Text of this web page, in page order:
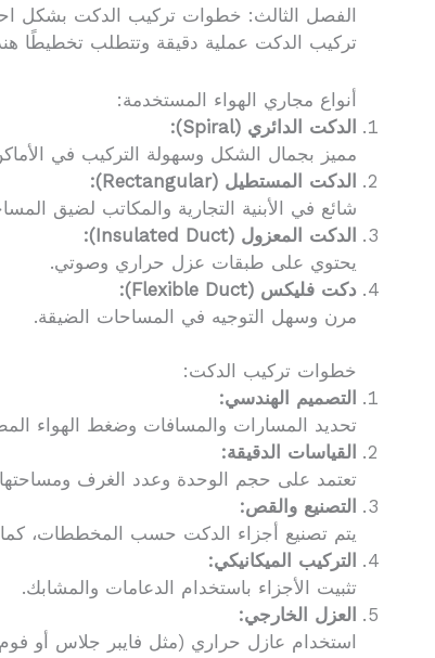
الفصل الثالث: خطوات تركيب الدكت بشكل
تركيب الدكت عملية دقيقة وتتطلب تخطيطًا
أنواع مجاري الهواء المستخدمة:
الدكت الدائري (Spiral):
مميز بجمال الشكل وسهولة التركيب في
الدكت المستطيل (Rectangular):
شائع في الأبنية التجارية والمكاتب لضيق
الدكت المعزول (Insulated Duct):
يحتوي على طبقات عزل حراري وصوتي.
دكت فليكس (Flexible Duct):
مرن وسهل التوجيه في المساحات الضيقة.
خطوات تركيب الدكت:
التصميم الهندسي:
تحديد المسارات والمسافات وضغط الهواء
القياسات الدقيقة:
تعتمد على حجم الوحدة وعدد الغرف
التصنيع والقص:
يتم تصنيع أجزاء الدكت حسب المخططات، كما
التركيب الميكانيكي:
تثبيت الأجزاء باستخدام الدعامات والمشابك.
العزل الخارجي:
استخدام عازل حراري (مثل فايبر جلاس أو